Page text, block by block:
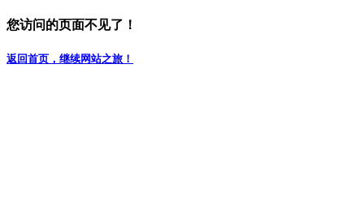
您访问的页面不见了！
返回首页，继续网站之旅！